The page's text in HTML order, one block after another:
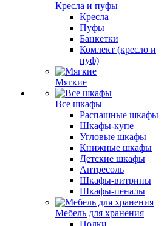
Кресла и пуфы
Кресла
Пуфы
Банкетки
Комлект (кресло и
пуф)
Мягкие
Все шкафы
Распашные шкафы
Шкафы-купе
Угловые шкафы
Книжные шкафы
Детские шкафы
Антресоль
Шкафы-витрины
Шкафы-пеналы
Мебель для хранения
Полки